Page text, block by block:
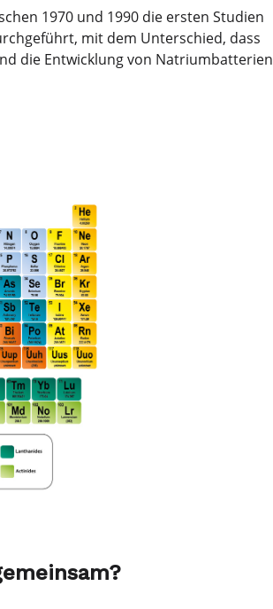
1970 und 1990 die ersten Studien
mit dem Unterschied, dass
die Entwicklung von Natriumbatterien